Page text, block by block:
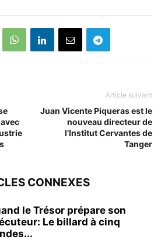
Article suivant
Juan Vicente Piqueras est le
nouveau directeur de
l’Institut Cervantes de
Tanger
CONNEXES
le Trésor prépare son
Le billard à cinq